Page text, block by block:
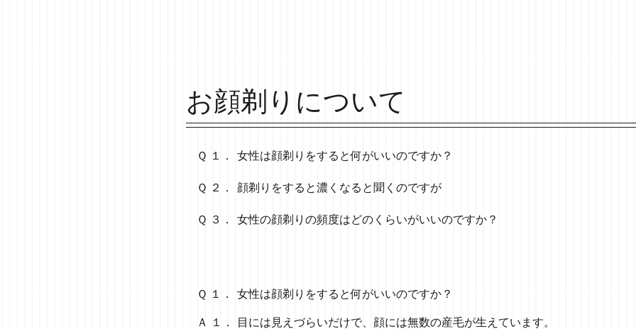
お顔剃り について
女性は顔剃りをすると
Ｑ １． 何がいいのですか？
顔剃りをすると
Ｑ ２． 濃くなると聞くのですが
どのくらいがいいのですか？
女性の顔剃りの頻度は
Ｑ ３．
Ｑ １． 女性は顔剃りをすると何がいいのですか？
目には見えづらいだけで、
Ａ １．
顔には無数の産毛が生えています。